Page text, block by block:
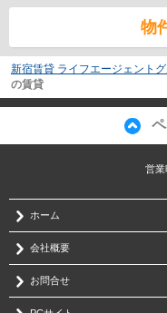
物
新宿賃貸 ライフエージェント
の賃貸
営業
ホーム
会社概要
お問合せ